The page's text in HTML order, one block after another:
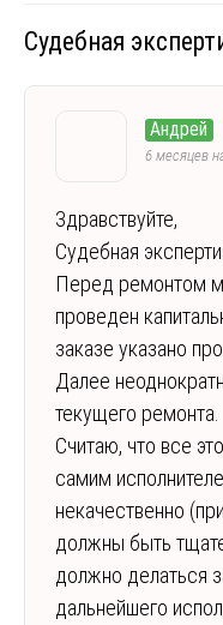
Судебная
Андрей
6 месяцев
Здравствуйте,
Судебная
Перед ремонтом
проведен
заказе указано
Далее
текущего ремонта.
Считаю, что все
самим
некачественно
должны быть
должно делаться
дальнейшего